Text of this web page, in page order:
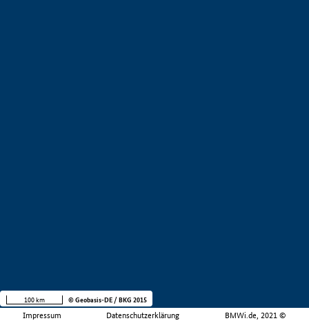
Impressum Datenschutzerklärung BMWi.de, 2021 ©
100 km © Geobasis-DE / BKG 2015